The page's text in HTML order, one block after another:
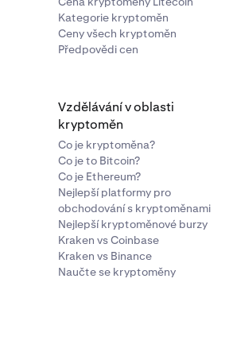
Kategorie kryptoměn
Ceny všech kryptoměn
Předpovědi cen
Vzdělávání v oblasti
kryptoměn
Co je kryptoměna?
Co je to Bitcoin?
Co je Ethereum?
Nejlepší platformy pro
obchodování s kryptoměnami
Nejlepší kryptoměnové burzy
Kraken vs Coinbase
Kraken vs Binance
Naučte se kryptoměny